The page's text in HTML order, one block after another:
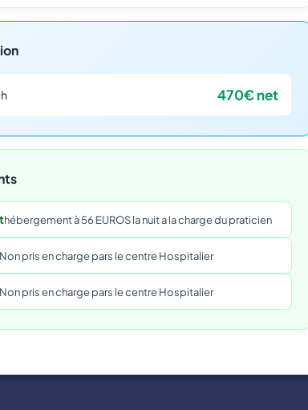
470€ net
hébergement à 56 EUROS la nuit a la charge du praticien
Non pris en charge pars le centre Hospitalier
Non pris en charge pars le centre Hospitalier